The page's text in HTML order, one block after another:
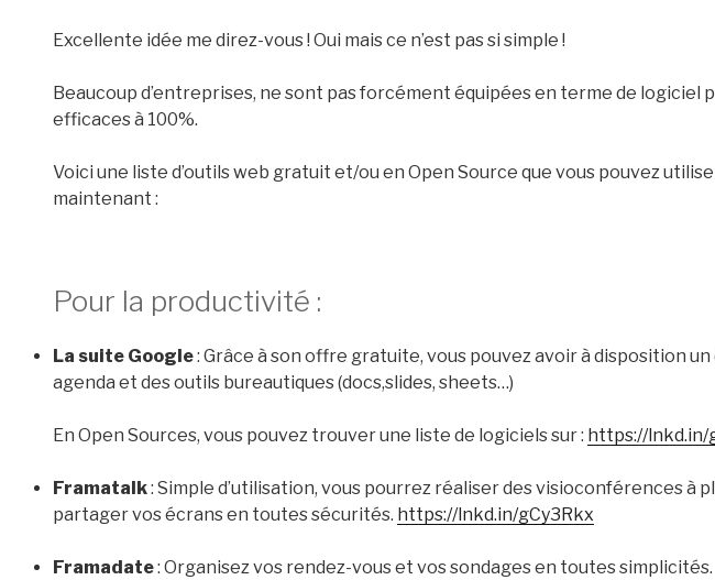
Excellente idée me direz-vous ! Oui mais ce n’est pas si simple !
Beaucoup d’entreprises, ne sont pas forcément équipées en terme de logiciel
efficaces à 100%.
Voici une liste d’outils web gratuit et/ou en Open Source que vous pouvez
maintenant :
Pour la productivité :
La suite Google: Grâce à son offre gratuite, vous pouvez avoir à disposition
agenda et des outils bureautiques (docs,slides, sheets…)
En Open Sources, vous pouvez trouver une liste de logiciels sur : https://lnkd.in/
Framatalk: Simple d’utilisation, vous pourrez réaliser des visioconférences à
partager vos écrans en toutes sécurités. https://lnkd.in/gCy3Rkx
Framadate: Organisez vos rendez-vous et vos sondages en toutes simplicités.